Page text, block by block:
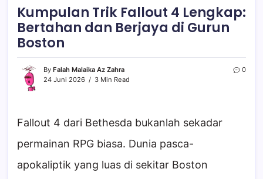
Kumpulan Trik Fallout 4 Lengkap:
Bertahan dan Berjaya di Gurun
Boston
By Falah Malaika Az Zahra
24 Juni 2026
3 Min Read
0
Fallout 4 dari Bethesda bukanlah sekadar
permainan RPG biasa. Dunia pasca-
apokaliptik yang luas di sekitar Boston